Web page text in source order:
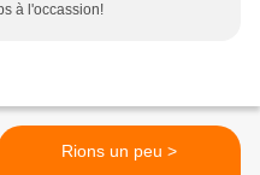
à l'occassion!
Rions un peu >